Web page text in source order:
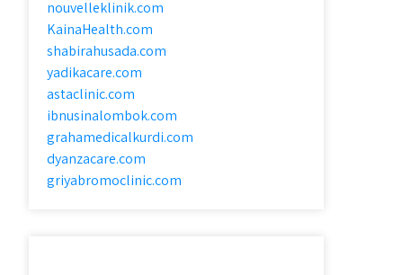
nouvelleklinik.com
KainaHealth.com
shabirahusada.com
yadikacare.com
astaclinic.com
ibnusinalombok.com
grahamedicalkurdi.com
dyanzacare.com
griyabromoclinic.com